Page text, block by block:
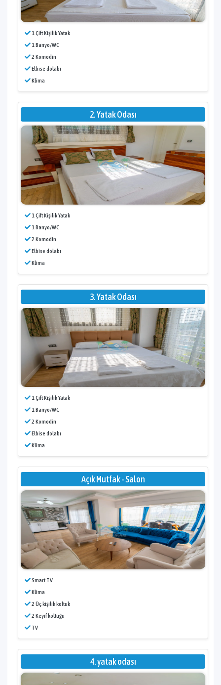
1 Çift Kişilik Yatak
1 Banyo/WC
2 Komodin
Elbise dolabı
Klima
2. Yatak Odası
1 Çift Kişilik Yatak
1 Banyo/WC
2 Komodin
Elbise dolabı
Klima
3. Yatak Odası
1 Çift Kişilik Yatak
1 Banyo/WC
2 Komodin
Elbise dolabı
Klima
Açık Mutfak - Salon
Smart TV
Klima
2 Üç kişilik koltuk
2 Keyif koltuğu
TV
4. yatak odası